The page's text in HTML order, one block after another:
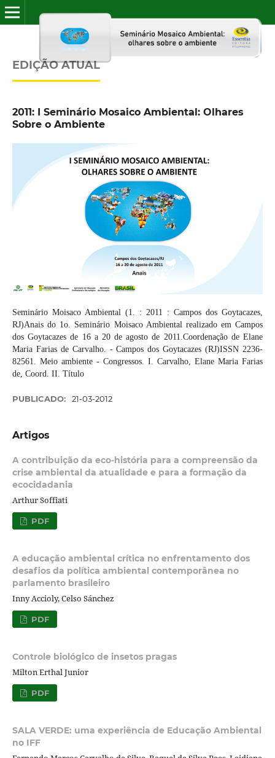
EDIÇÃO ATUAL
2011: I Seminário Mosaico Ambiental: Olhares
Sobre o Ambiente
Seminário Moisaco Ambiental (1. : 2011 : Campos dos Goytacazes,
RJ)Anais do 1o. Seminário Moisaco Ambiental realizado em Campos
dos Goytacazes de 16 a 20 de agosto de 2011.Coordenação de Elane
Maria Farias de Carvalho. - Campos dos Goytacazes (RJ)ISSN 2236-
82561. Meio ambiente - Congressos. I. Carvalho, Elane Maria Farias
de, Coord. II. Título
PUBLICADO: 21-03-2012
Artigos
A contribuição da eco-história para a compreensão da
crise ambiental da atualidade e para a formação da
ecocidadania
Arthur Soffiati
PDF
A educação ambiental crítica no enfrentamento dos
desafios da política ambiental contemporânea no
parlamento brasileiro
Inny Accioly, Celso Sánchez
PDF
Controle biológico de insetos pragas
Milton Erthal Junior
PDF
SALA VERDE: uma experiência de Educação Ambiental
no IFF